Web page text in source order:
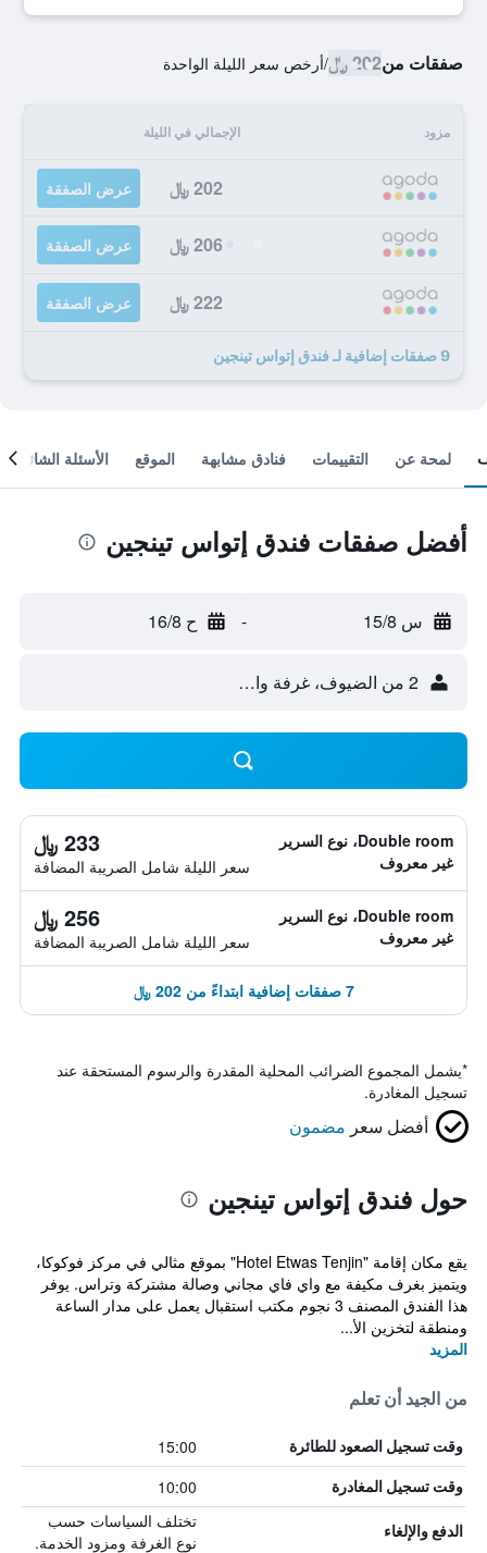
صفقات من202 ﷼ /أرخص سعر الليلة الواحدة
مزود الإجمالي في الليلة
202 ﷼ عرض الصفقة
206 ﷼ عرض الصفقة
222 ﷼ عرض الصفقة
9 صفقات إضافية لـ فندق إتواس تينجين
لمحة عن التقييمات فنادق مشابهة الموقع الأسئلة الشائعة
أفضل صفقات فندق إتواس تينجين
س 15/8 - ح 16/8
2 من الضيوف، غرفة واحدة
Double room، نوع السرير
غير معروف
233 ﷼
سعر الليلة شامل الصريبة المضافة
Double room، نوع السرير
غير معروف
256 ﷼
سعر الليلة شامل الصريبة المضافة
7 صفقات إضافية ابتداءً من 202 ﷼
*يشمل المجموع الضرائب المحلية المقدرة والرسوم المستحقة عند
تسجيل المغادرة.
أفضل سعر مضمون
حول فندق إتواس تينجين
يقع مكان إقامة "Hotel Etwas Tenjin" بموقع مثالي في مركز فوكوكا،
ويتميز بغرف مكيفة مع واي فاي مجاني وصالة مشتركة وتراس. يوفر
هذا الفندق المصنف 3 نجوم مكتب استقبال يعمل على مدار الساعة
ومنطقة لتخزين الأ...
المزيد
من الجيد أن تعلم
وقت تسجيل الصعود للطائرة 15:00
وقت تسجيل المغادرة 10:00
الدفع والإلغاء
تختلف السياسات حسب
نوع الغرفة ومزود الخدمة.